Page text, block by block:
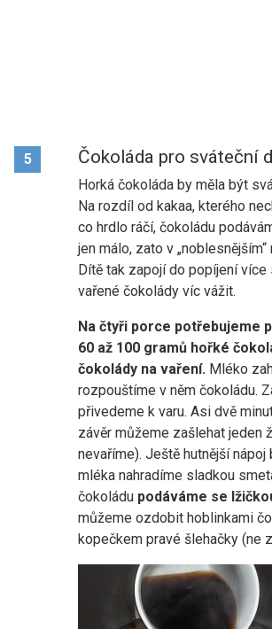
5 Čokoláda pro sváteční
Horká čokoláda by měla být
Na rozdíl od kakaa, kterého
co hrdlo ráčí, čokoládu
jen málo, zato v
Dítě tak zapojí do popíjení
vařené čokolády víc vážit.
Na čtyři porce potřebujeme
60 až 100 gramů hořké
čokolády na vaření. Mléko
rozpouštíme v něm čokoládu.
přivedeme k varu. Asi dvě
závěr můžeme zašlehat jeden
nevaříme). Ještě hutnější
mléka nahradíme sladkou
čokoládu podáváme se
můžeme ozdobit hoblinkami
kopečkem pravé šlehačky (ne